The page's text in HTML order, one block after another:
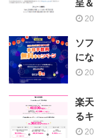
呈
ソ
に
楽
る